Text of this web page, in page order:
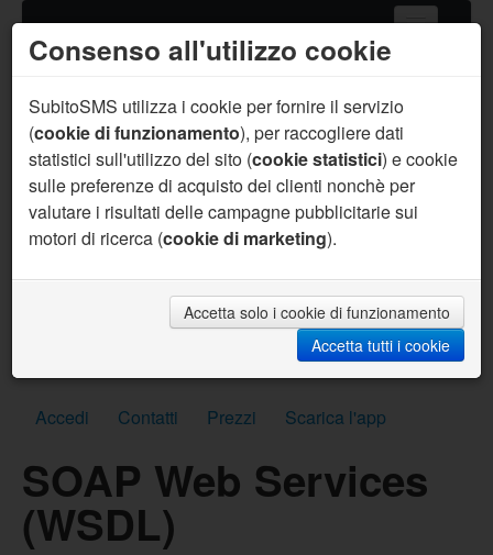
Home
Servizi SMS
Gateway SMS
Acquista SMS
Aiuto
Sei un programmatore ?
personalizzate, SMS per sviluppo gratuiti e molto
Accedi Contatti Prezzi Scarica l'app
Consenso all'utilizzo cookie
SubitoSMS utilizza i cookie per fornire il servizio
(cookie di funzionamento), per raccogliere dati
statistici sull'utilizzo del sito (cookie statistici) e cookie
sulle preferenze di acquisto dei clienti nonchè per
valutare i risultati delle campagne pubblicitarie sui
motori di ricerca (cookie di marketing).
Accetta solo i cookie di funzionamento
Accetta tutti i cookie
SOAP Web Services
(WSDL)